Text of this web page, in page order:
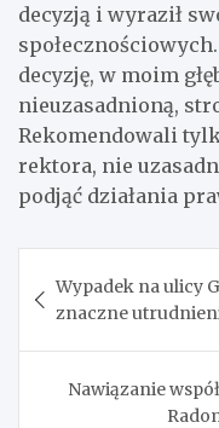
decyzją i wyraził
społecznościowych.
decyzję, w moim
nieuzasadnioną,
Rekomendowali
rektora, nie
podjąć działania
wpisu
Wypadek na ulicy
znaczne
Nawiązanie